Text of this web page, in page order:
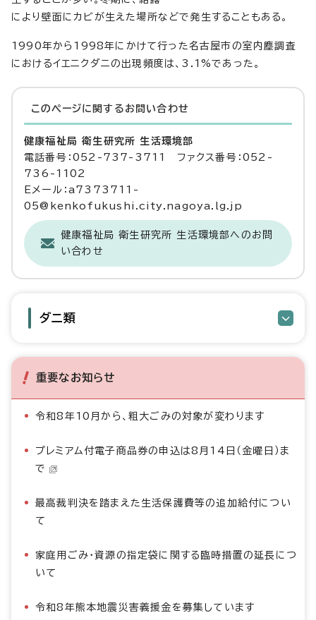
により壁面にカビが生えた場所などで発生することもある。
1990年から1998年にかけて行った名古屋市の室内塵調査
におけるイエニクダニの出現頻度は、3.1%であった。
このページに関する お問い合わせ
健康福祉局 衛生研究所 生活環境部
電話番号：052-737-3711 ファクス番号：052-
736-1102
Eメール：a7373711-
05@kenkofukushi.city.nagoya.lg.jp
健康福祉局 衛生研究所 生活環境部へのお問
い合わせ
ダニ類
重要なお知らせ
令和8年10月から、粗大ごみの対象が変わります
プレミアム付電子商品券の申込は8月14日（金曜日）ま
で
最高裁判決を踏まえた生活保護費等の追加給付につい
て
家庭用ごみ・資源の指定袋に関する臨時措置の延長につ
いて
令和8年熊本地震災害義援金を募集しています